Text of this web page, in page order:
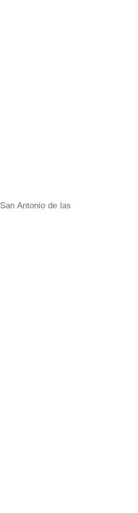
San Antonio de las